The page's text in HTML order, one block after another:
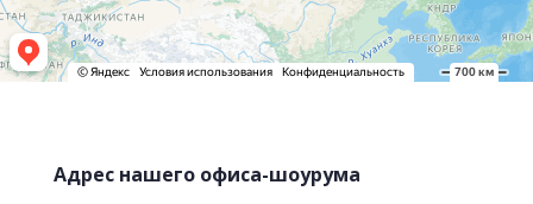
Адрес нашего офиса-шоурума